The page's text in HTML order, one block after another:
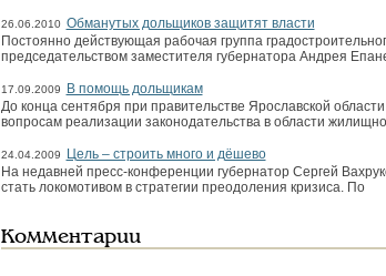
26.06.2010 Обманутых дольщиков защитят власти
Постоянно действующая рабочая группа
председательством заместителя губернатора Андрея
17.09.2009
В помощь дольщикам
До конца сентября при правительстве Ярославской
вопросам реализации законодательства в области
24.04.2009
Цель – строить много и дёшево
На недавней пресс-конференции губернатор Сергей
стать локомотивом в стратегии преодоления кризиса. По
Комментарии